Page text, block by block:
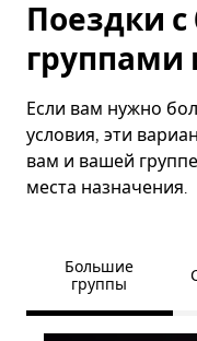
Поездки
группами
Если вам нужно
условия, эти
вам и вашей
места назначения.
Большие
группы